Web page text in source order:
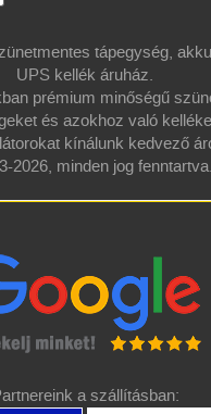
tápegység,
UPS kellék áruház.
prémium minőségű
és azokhoz való
kínálunk kedvező
2026, minden jog fenntartva.
a szállításban: